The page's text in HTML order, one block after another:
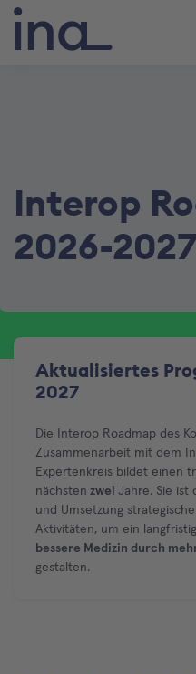
Interop
2026-2027
Aktualisiertes
2027
Die Interop Roadmap des
Zusammenarbeit mit dem
Expertenkreis bildet einen
nächsten zwei Jahre. Sie ist
und Umsetzung
Aktivitäten, um ein
bessere Medizin durch
gestalten.